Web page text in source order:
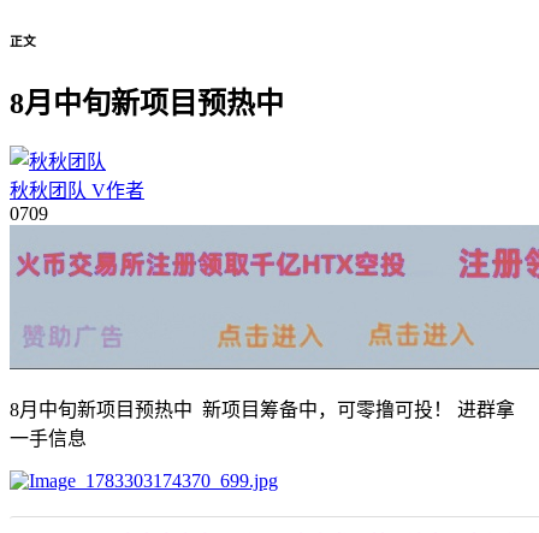
正文
8月中旬新项目预热中
秋秋团队 V作者
0709
8月中旬新项目预热中 新项目筹备中，可零撸可投！ 进群拿
一手信息